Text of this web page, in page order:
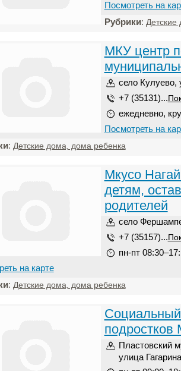
Посмотреть на
Рубрики: Детские
МКУ центр
село Кулуево,
+7 (35131)...
ежедневно,
Посмотреть на
: Детские дома, дома ребенка
Мкусо
детям,
родителей
село
+7 (35157)...
пн-пт
на карте
: Детские дома, дома ребенка
подростков
Пластовский
улица